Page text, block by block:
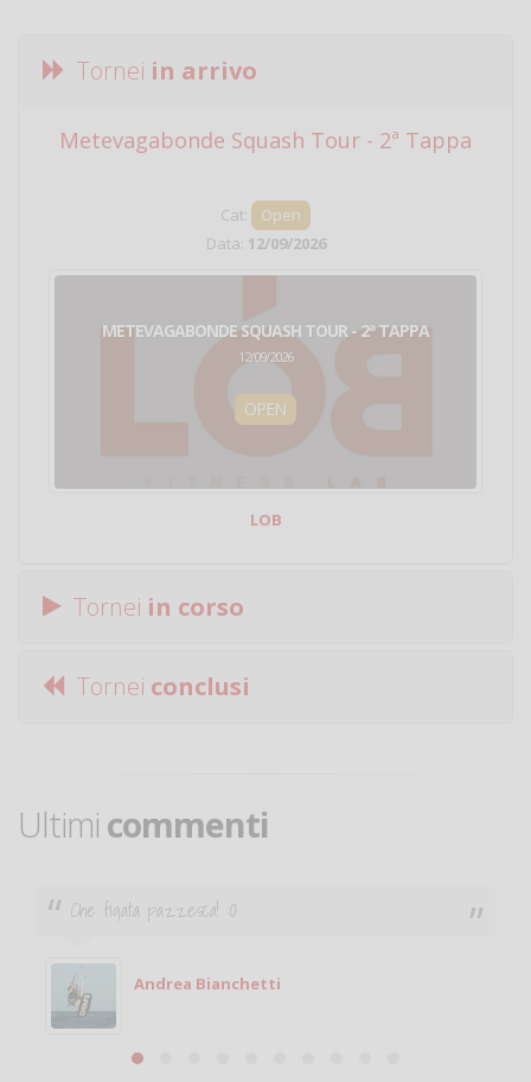
Tornei in arrivo
Metevagabonde Squash Tour - 2ª Tappa
Cat:
Open
Data: 12/09/2026
METEVAGABONDE SQUASH TOUR - 2ª TAPPA
12/09/2026
OPEN
LOB
Tornei in corso
Tornei conclusi
Ultimi commenti
Che figata pazzesca! :O
Andrea Bianchetti